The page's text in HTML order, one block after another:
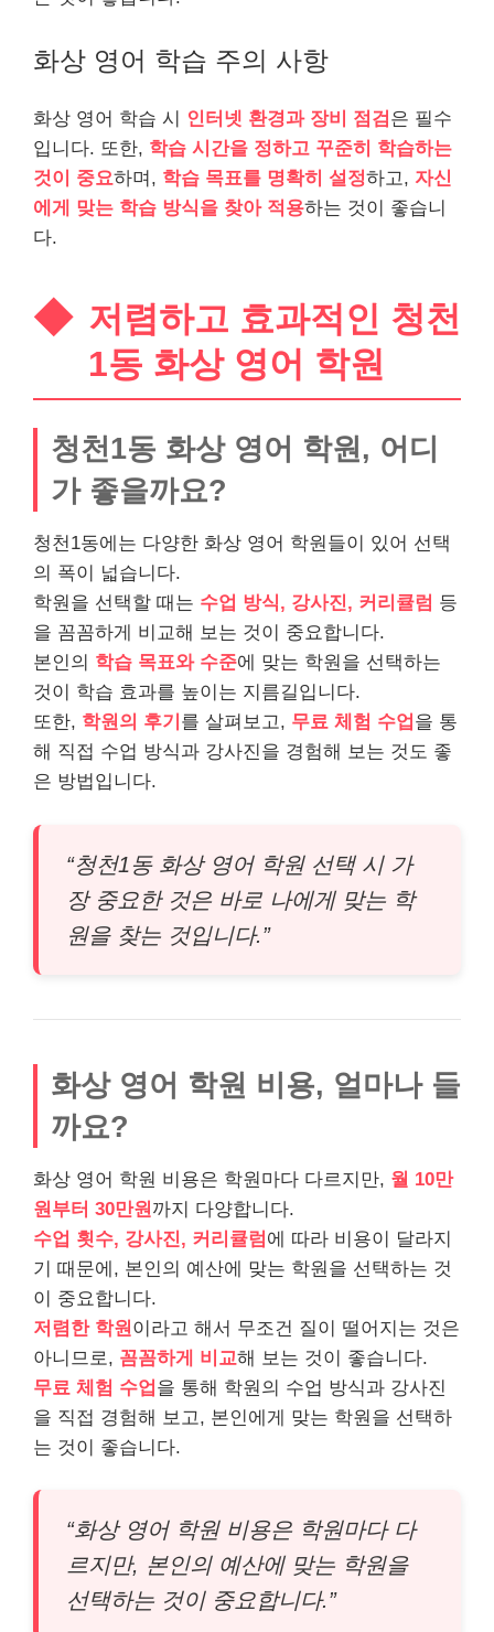
화상 영어 학습 주의 사항
화상 영어 학습 시 인터넷 환경과 장비 점검 은 필수
입니다. 또한, 학습 시간을 정하고 꾸준히 학습하는
것이 중요하며, 학습 목표를 명확히 설정하고, 자신
에게 맞는 학습 방식을 찾아 적용하는 것이 좋습니
다.
저렴하고 효과적인 청천
1동 화상 영어 학원
청천1동 화상 영어 학원, 어디
가 좋을까요?
청천1동에는 다양한 화상 영어 학원들이 있어 선택
의 폭이 넓습니다.
학원을 선택할 때는 수업 방식, 강사진, 커리큘럼 등
을 꼼꼼하게 비교해 보는 것이 중요합니다.
본인의 학습 목표와 수준에 맞는 학원을 선택하는
것이 학습 효과를 높이는 지름길입니다.
또한, 학원의 후기 를 살펴보고, 무료 체험 수업 을 통
해 직접 수업 방식과 강사진을 경험해 보는 것도 좋
은 방법입니다.
“청천1동 화상 영어 학원 선택 시 가
장 중요한 것은 바로 나에게 맞는 학
원을 찾는 것입니다.”
화상 영어 학원 비용, 얼마나 들
까요?
화상 영어 학원 비용은 학원마다 다르지만, 월 10만
원부터 30만원 까지 다양합니다.
수업 횟수, 강사진, 커리큘럼 에 따라 비용이 달라지
기 때문에, 본인의 예산에 맞는 학원을 선택하는 것
이 중요합니다.
저렴한 학원 이라고 해서 무조건 질이 떨어지는 것은
아니므로, 꼼꼼하게 비교해 보는 것이 좋습니다.
무료 체험 수업 을 통해 학원의 수업 방식과 강사진
을 직접 경험해 보고, 본인에게 맞는 학원을 선택하
는 것이 좋습니다.
“화상 영어 학원 비용은 학원마다 다
르지만, 본인의 예산에 맞는 학원을
선택하는 것이 중요합니다.”